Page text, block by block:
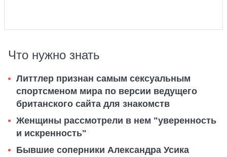
Что нужно знать
Литтлер признан самым сексуальным
спортсменом мира по версии ведущего
британского сайта для знакомств
Женщины рассмотрели в нем "уверенность
и искренность"
Бывшие соперники Александра Усика